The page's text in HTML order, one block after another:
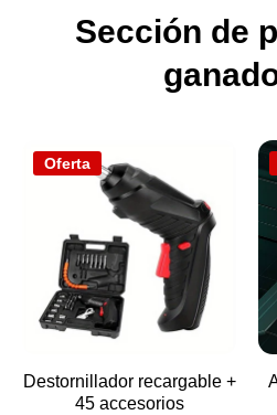
Sección de
Oferta
Destornillador recargable +
45 accesorios